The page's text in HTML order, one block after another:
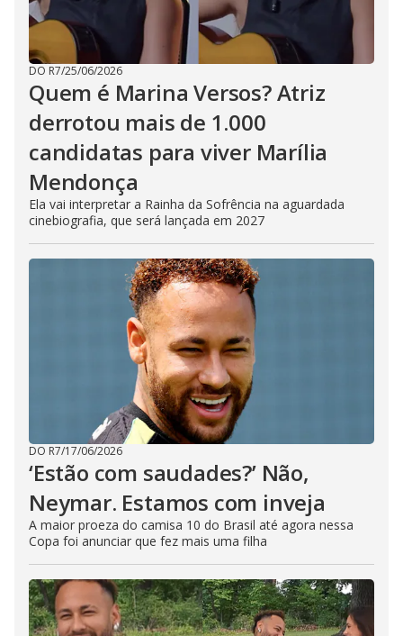
DO R7/25/06/2026
Quem é Marina Versos? Atriz
derrotou mais de 1.000
candidatas para viver Marília
Mendonça
Ela vai interpretar a Rainha da Sofrência na aguardada
cinebiografia, que será lançada em 2027
DO R7/17/06/2026
‘Estão com saudades?’ Não,
Neymar. Estamos com inveja
A maior proeza do camisa 10 do Brasil até agora nessa
Copa foi anunciar que fez mais uma filha